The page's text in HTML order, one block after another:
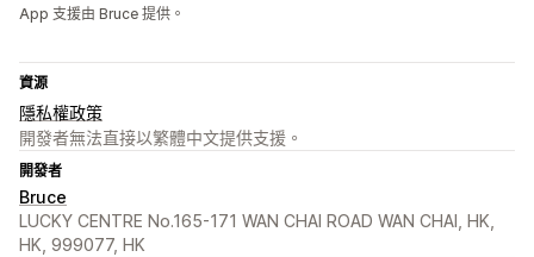
App 支援由 Bruce 提供。
資源
隱私權政策
開發者無法直接以繁體中文提供支援。
開發者
Bruce
LUCKY CENTRE No.165-171 WAN CHAI ROAD WAN CHAI, HK,
HK, 999077, HK